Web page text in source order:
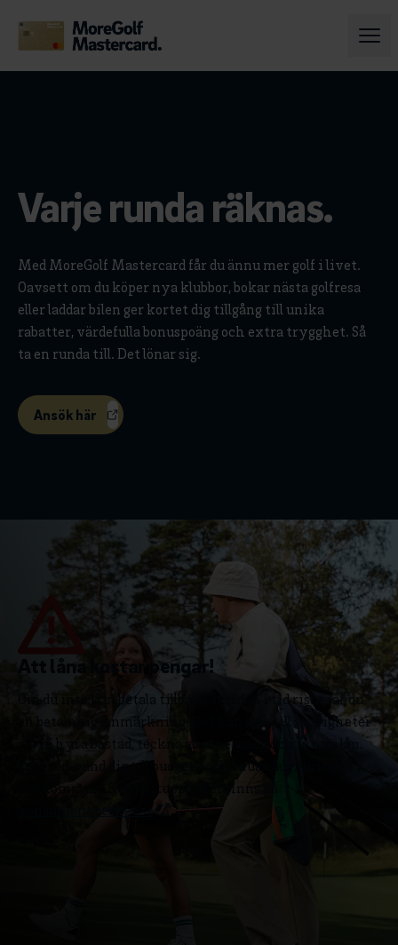
Varje runda räknas.
Med MoreGolf Mastercard får du ännu mer golf i livet.
Oavsett om du köper nya klubbor, bokar nästa golfresa
eller laddar bilen ger kortet dig tillgång till unika
rabatter, värdefulla bonuspoäng och extra trygghet. Så
ta en runda till. Det lönar sig.
Ansök här
Att låna kostar pengar!
Om du inte kan betala tillbaka skulden i tid riskerar du
en betalningsanmärkning. Det kan leda till svårigheter
att få hyra bostad, teckna abonnemang och få nya lån.
För stöd, vänd dig till budget- och skuldrådgivningen i
din kommun. Kontaktuppgifter finns på